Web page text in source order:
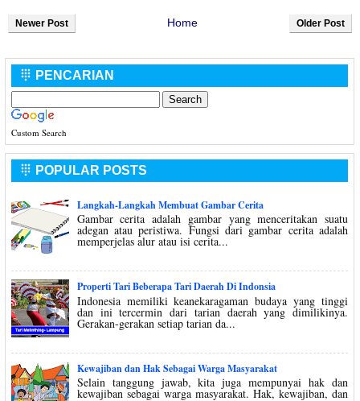
Newer Post Older Post
Home
 PENCARIAN
Custom Search
 POPULAR POSTS
Langkah-Langkah Membuat Gambar Cerita
Gambar cerita adalah gambar yang menceritakan suatu
adegan atau peristiwa. Fungsi dari gambar cerita adalah
memperjelas alur atau isi cerita...
Properti Tari Beberapa Tari Daerah Di Indonsia
Indonesia memiliki keanekaragaman budaya yang tinggi
dan ini tercermin dari tarian daerah yang dimilikinya.
Gerakan-gerakan setiap tarian da...
Kewajiban dan Hak Sebagai Warga Masyarakat
Selain tanggung jawab, kita juga mempunyai hak dan
kewajiban sebagai warga masyarakat. Hak, kewajiban, dan